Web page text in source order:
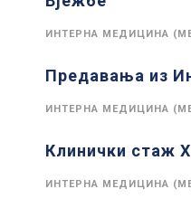
ИНТЕРНА МЕДИЦИНА
Предавања из
ИНТЕРНА МЕДИЦИНА
Клинички стаж
ИНТЕРНА МЕДИЦИНА